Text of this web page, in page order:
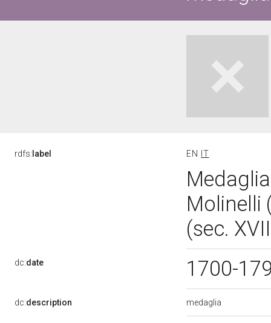
rdfs: label EN IT
Molinelli
(sec.
dc:date 1700-
dc:description medaglia